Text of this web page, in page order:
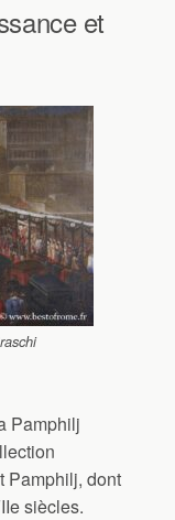
et
Pamphilj
Pamphilj, dont
siècles.